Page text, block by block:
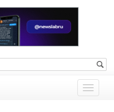
Показать
меню